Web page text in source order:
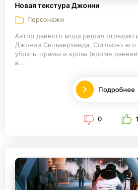
Новая текстура Джонни
Персонажи
Автор данного мода решил
Джонни Сильверхенда. Согласно
убрать шрамы и кровь (кроме
а...
Подробнее
0 1